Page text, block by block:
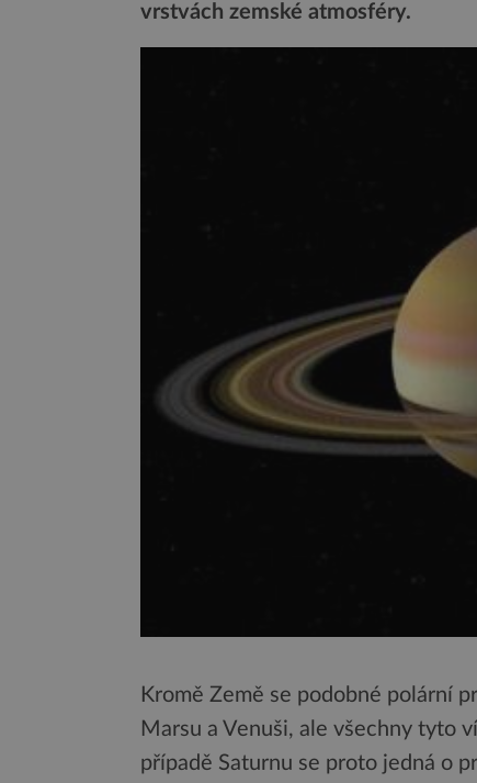
vrstvách zemské atmosféry.
Kromě Země se podobné polární
Marsu a Venuši, ale všechny tyto
případě Saturnu se proto jedná o